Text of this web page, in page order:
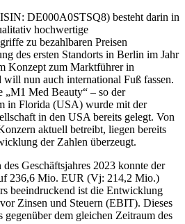
DE000A0STSQ8) besteht darin in
hochwertige
zu bezahlbaren Preisen
des ersten Standorts in Berlin im Jahr
Konzept zum Marktführer in
nun auch international Fuß fassen.
„M1 Med Beauty“ – so der
in Florida (USA) wurde mit der
in den USA bereits gelegt. Von
aktuell betreibt, liegen bereits
der Zahlen überzeugt.
Geschäftsjahres 2023 konnte der
236,6 Mio. EUR (Vj: 214,2 Mio.)
beeindruckend ist die Entwicklung
Zinsen und Steuern (EBIT). Dieses
gegenüber dem gleichen Zeitraum des